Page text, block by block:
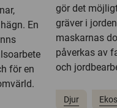
En
för en
gör det
gräver i
maskarnas
påverkas av
och
Djur